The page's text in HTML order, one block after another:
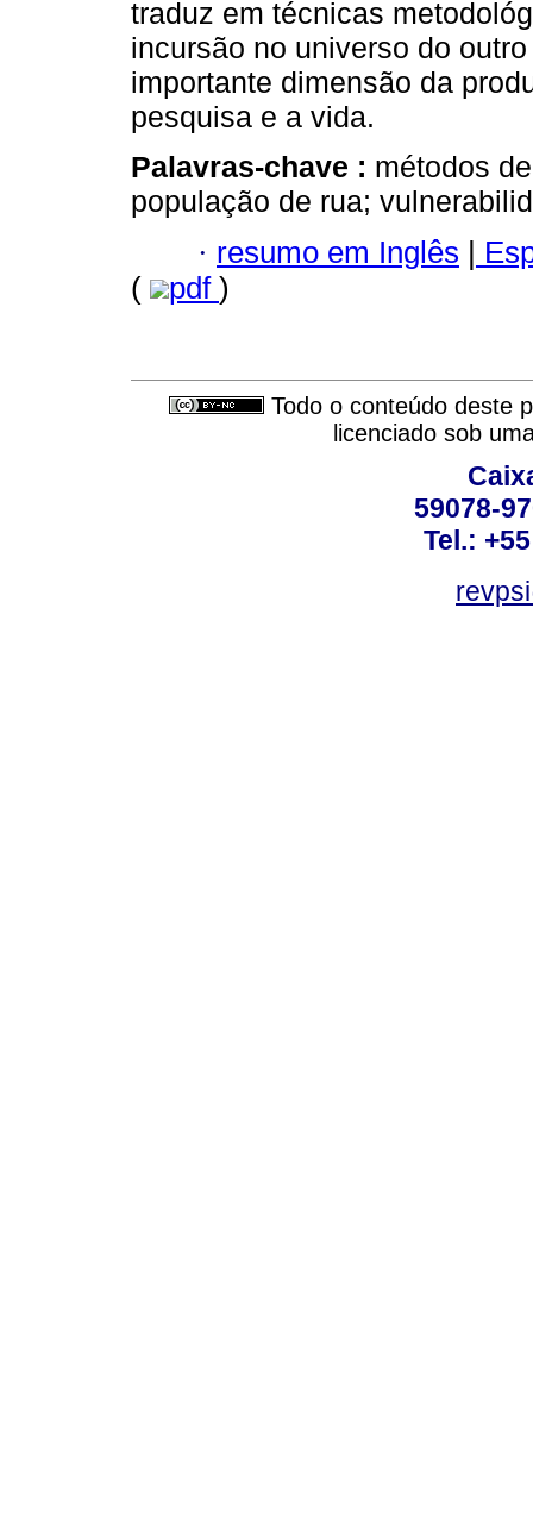
traduz em técnicas
incursão no universo do
importante dimensão da
pesquisa e a vida.
Palavras-chave : métodos
população de rua;
· resumo em Inglês |
(
pdf )
Todo o conteúdo deste
licenciado sob
59078-
Tel.: